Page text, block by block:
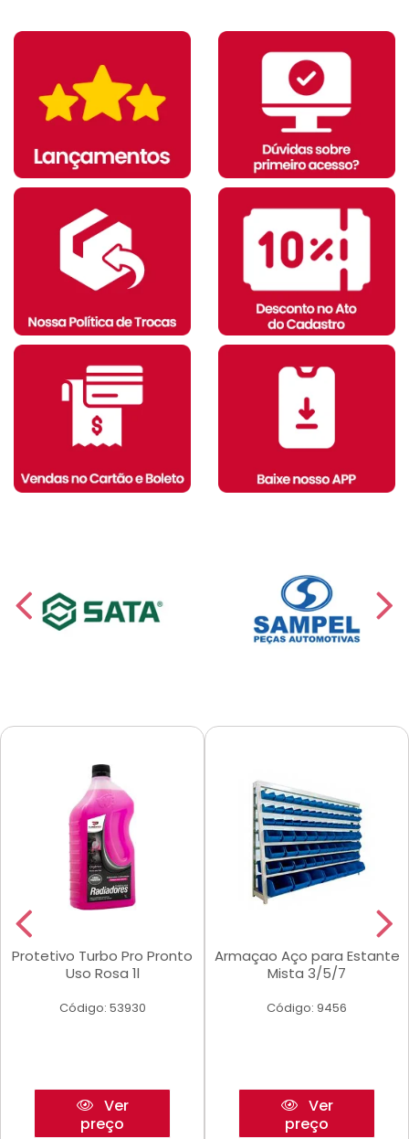
Protetivo Turbo Pro Pronto
Uso Rosa 1l
Código: 53930
Ver
preço
Armaçao Aço para Estante
Mista 3/5/7
Código: 9456
Ver
preço